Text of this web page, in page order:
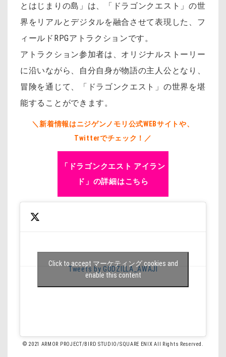
とはじまりの島」は、「ドラゴンクエスト」の世
界をリアルとデジタルを融合させて表現した、フ
ィールドRPGアトラクションです。
アトラクション参加者は、オリジナルストーリー
に沿いながら、自分自身が物語の主人公となり、
冒険を通じて、「ドラゴンクエスト」の世界を堪
能することができます。
＼新着情報はニジゲンノモリ公式WEBサイトや、
Twitterでチェック！／
「ドラゴンクエスト アイラン
ド」の詳細はこちら
Tweets by GODZILLA_AWAJI
Click to accept マーケティング cookies and
enable this content
© 2021 ARMOR PROJECT/BIRD STUDIO/SQUARE ENIX All Rights Reserved.